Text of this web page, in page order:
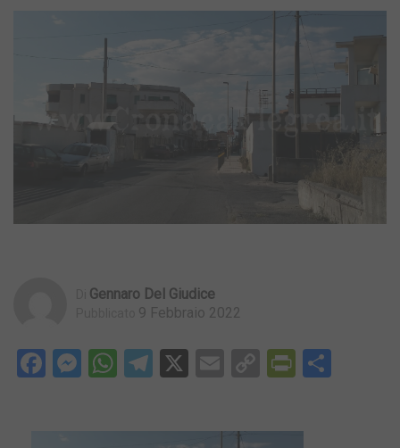
Gennaro Del Giudice
9 Febbraio 2022
Facebook
Messenger
WhatsApp
Telegram
X EmailCopy